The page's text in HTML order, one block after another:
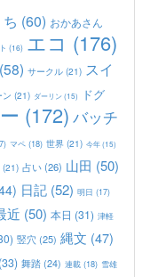
ち (60) おかあさん
(16) エコ (176)
(58) サークル (21) スイ
ン (21) ダーリン(15)
ドグ
(172) バッチ
マペ (18) 世界 (21) 今年(15)
(21) 占い(26) 山田 (50)
日記 (52) 明日 (17)
近 (50) 本日 (31) 津軽
竪穴 (25) 縄文 (47)
(33) 舞踏 (24) 連載 (18) 雪雄